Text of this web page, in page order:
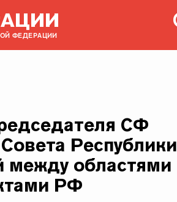
ФЕДЕРАЦИИ
СФ
Республики
между областями
РФ